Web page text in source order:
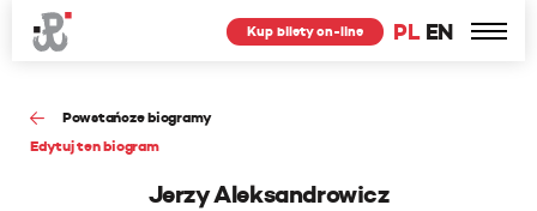
PL EN
Kup bilety on-line
Powstańcze biogramy
Edytuj ten biogram
Jerzy Aleksandrowicz